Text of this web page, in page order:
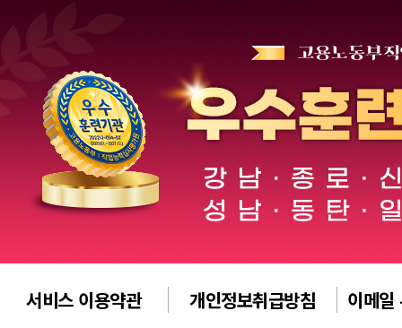
서비스 이용약관 개인정보취급방침 이메일